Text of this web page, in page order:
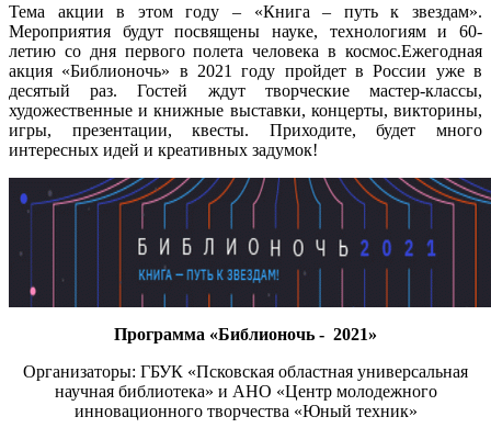
Тема акции в этом году – «Книга – путь к звездам».
Мероприятия будут посвящены науке, технологиям и 60-
летию со дня первого полета человека в космос.Ежегодная
акция «Библионочь» в 2021 году пройдет в России уже в
десятый раз. Гостей ждут творческие мастер-классы,
художественные и книжные выставки, концерты, викторины,
игры, презентации, квесты. Приходите, будет много
интересных идей и креативных задумок!
Программа «Библионочь - 2021»
Организаторы: ГБУК «Псковская областная универсальная
научная библиотека» и АНО «Центр молодежного
инновационного творчества «Юный техник»